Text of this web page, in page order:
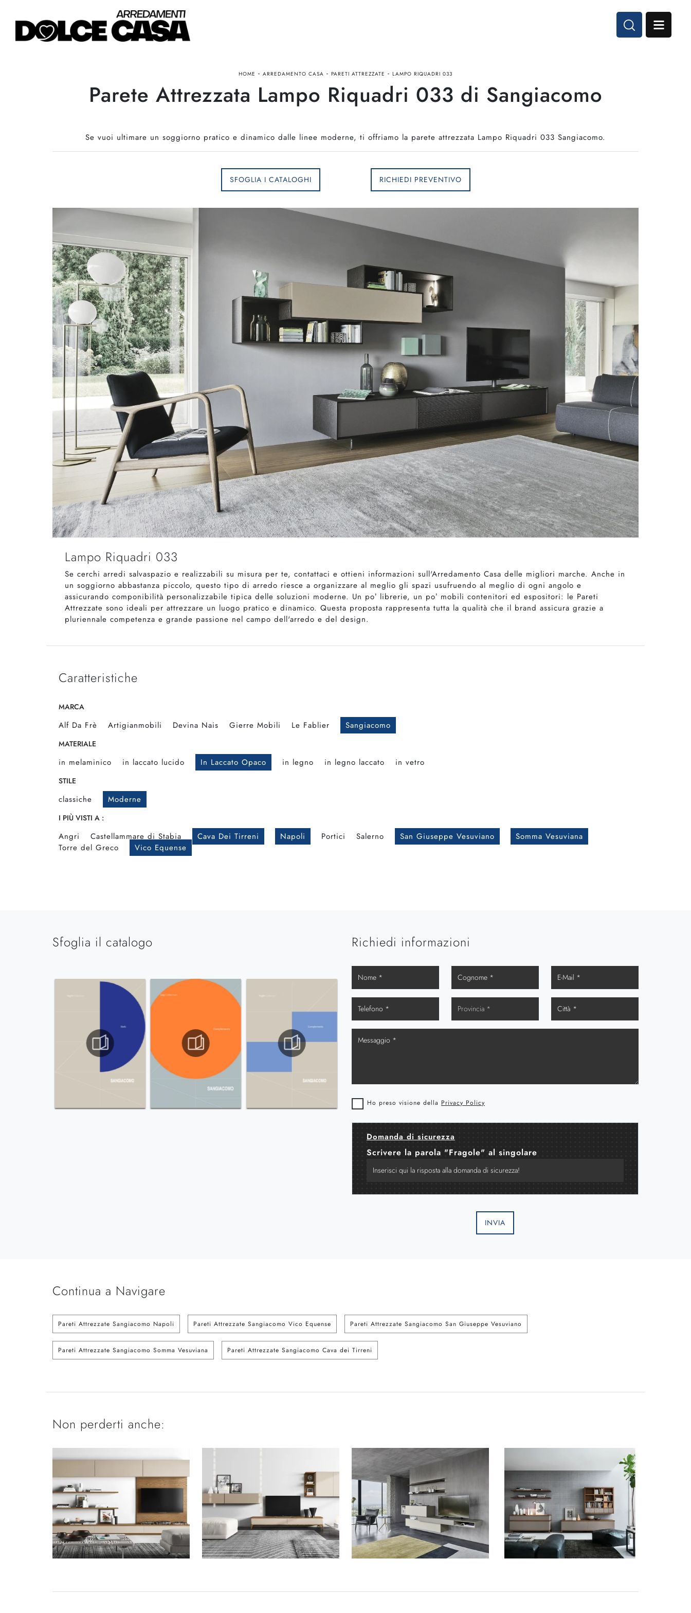
HOME - ARREDAMENTO CASA - PARETI ATTREZZATE - LAMPO RIQUADRI 033
Parete Attrezzata Lampo Riquadri 033 di Sangiacomo
Se vuoi ultimare un soggiorno pratico e dinamico dalle linee moderne, ti offriamo la parete attrezzata Lampo Riquadri 033 Sangiacomo.
SFOGLIA I CATALOGHI RICHIEDI PREVENTIVO
Lampo Riquadri 033
Se cerchi arredi salvaspazio e realizzabili su misura per te, contattaci e ottieni informazioni sull'Arredamento Casa delle migliori marche. Anche in
un soggiorno abbastanza piccolo, questo tipo di arredo riesce a organizzare al meglio gli spazi usufruendo al meglio di ogni angolo e
assicurando componibilità personalizzabile tipica delle soluzioni moderne. Un po’ librerie, un po’ mobili contenitori ed espositori: le Pareti
Attrezzate sono ideali per attrezzare un luogo pratico e dinamico. Questa proposta rappresenta tutta la qualità che il brand assicura grazie a
pluriennale competenza e grande passione nel campo dell'arredo e del design.
Caratteristiche
MARCA
Alf Da Frè Artigianmobili Devina Nais Gierre Mobili Le Fablier Sangiacomo
MATERIALE
in melaminico in laccato lucido In Laccato Opaco in legno in legno laccato in vetro
STILE
classiche Moderne
I PIÙ VISTI A :
Angri Castellammare di Stabia Cava Dei Tirreni Napoli Portici Salerno San Giuseppe Vesuviano
Somma Vesuviana
Torre del Greco
Vico Equense
Sfoglia il catalogo Richiedi informazioni
Ho preso visione della Privacy Policy
Domanda di sicurezza
Scrivere la parola "Fragole" al singolare
INVIA
Continua a Navigare
Pareti Attrezzate Sangiacomo Napoli Pareti Attrezzate Sangiacomo Vico Equense Pareti Attrezzate Sangiacomo San Giuseppe Vesuviano
Pareti Attrezzate Sangiacomo Somma Vesuviana Pareti Attrezzate Sangiacomo Cava dei Tirreni
Non perderti anche: